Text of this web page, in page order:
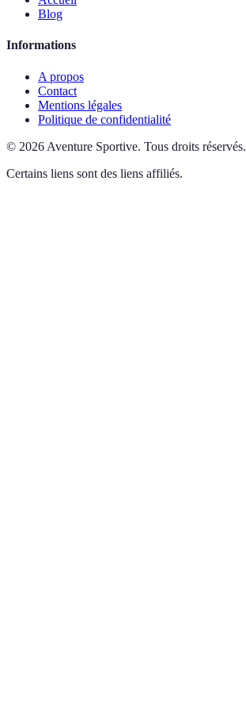
Blog
Informations
A propos
Contact
Mentions légales
Politique de confidentialité
© 2026 Aventure Sportive. Tous droits réservés.
Certains liens sont des liens affiliés.